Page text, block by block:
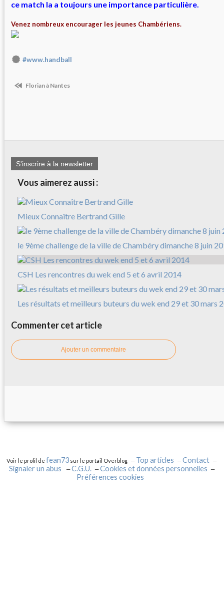
ce match la a toujours une importance particulière.
Venez nombreux encourager les jeunes Chambériens.
#www.handball
Florian à Nantes
S'inscrire à la newsletter
Vous aimerez aussi :
Mieux Connaître Bertrand Gille
le 9ème challenge de la ville de Chambéry dimanche 8 juin
CSH Les rencontres du wek end 5 et 6 avril 2014
Les résultats et meilleurs buteurs du wek end 29 et 30 mars
Commenter cet article
Ajouter un commentaire
Voir le profil defean73 sur le portail Overblog Top articles
Contact
Signaler un abus
C.G.U.
Cookies et données personnelles
Préférences cookies